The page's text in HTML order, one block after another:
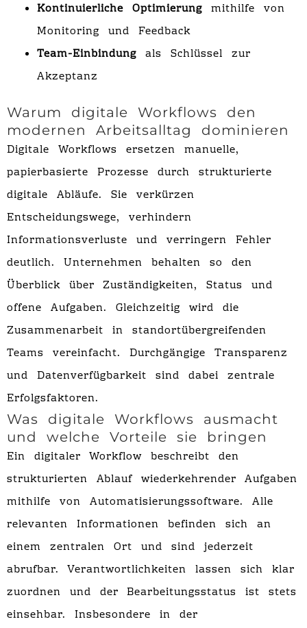
Kontinuierliche Optimierungmithilfe von
Monitoring und Feedback
Team-Einbindungals Schlüssel zur
Akzeptanz
Warum digitale Workflows den
modernen Arbeitsalltag dominieren
Digitale Workflows ersetzen manuelle,
papierbasierte Prozesse durch strukturierte
digitale Abläufe. Sie verkürzen
Entscheidungswege, verhindern
Informationsverluste und verringern Fehler
deutlich. Unternehmen behalten so den
Überblick über Zuständigkeiten, Status und
offene Aufgaben. Gleichzeitig wird die
Zusammenarbeit in standortübergreifenden
Teams vereinfacht. Durchgängige Transparenz
und Datenverfügbarkeit sind dabei zentrale
Erfolgsfaktoren.
Was digitale Workflows ausmacht
und welche Vorteile sie bringen
Ein digitaler Workflow beschreibt den
strukturierten Ablauf wiederkehrender Aufgaben
mithilfe von Automatisierungssoftware. Alle
relevanten Informationen befinden sich an
einem zentralen Ort und sind jederzeit
abrufbar. Verantwortlichkeiten lassen sich klar
zuordnen und der Bearbeitungsstatus ist stets
einsehbar. Insbesondere in der